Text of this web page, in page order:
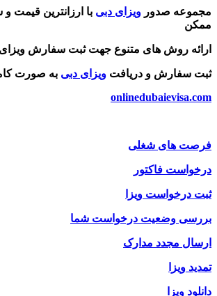
مجموعه صدور ویزای دبی با ارزانترین قیمت
ممکن
ارائه روش های متنوع جهت ثبت سفارش
ثبت سفارش و دریافت ویزای دبی به صورت
onlinedubaievisa.com
فرصت های شغلی
درخواست فاکتور
ثبت درخواست ویزا
بررسی وضعیت درخواست شما
ارسال مجدد مدارک
تمدید ویزا
دانلود ویزا